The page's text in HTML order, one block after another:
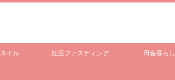
イル 妊活ファスティング 田舎暮らし